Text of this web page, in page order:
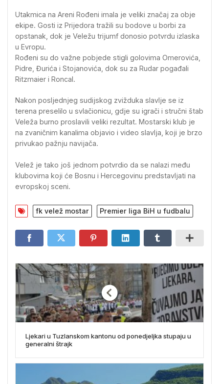
Utakmica na Areni Rođeni imala je veliki značaj za obje
ekipe. Gosti iz Prijedora tražili su bodove u borbi za
opstanak, dok je Veležu trijumf donosio potvrdu izlaska
u Evropu.
Rođeni su do važne pobjede stigli golovima Omerovića,
Pidre, Đurića i Stojanovića, dok su za Rudar pogađali
Ritzmaier i Roncal.
Nakon posljednjeg sudijskog zvižduka slavlje se iz
terena preselilo u svlačionicu, gdje su igrači i stručni štab
Veleža burno proslavili veliki rezultat. Mostarski klub je
na zvaničnim kanalima objavio i video slavlja, koji je brzo
privukao pažnju navijača.
Velež je tako još jednom potvrdio da se nalazi među
klubovima koji će Bosnu i Hercegovinu predstavljati na
evropskoj sceni.
fk velež mostar Premier liga BiH u fudbalu
Ljekari u Tuzlanskom kantonu od ponedjeljka stupaju u
generalni štrajk